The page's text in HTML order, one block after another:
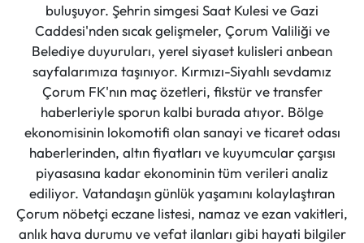
buluşuyor. Şehrin simgesi Saat Kulesi ve Gazi
Caddesi'nden sıcak gelişmeler, Çorum Valiliği ve
Belediye duyuruları, yerel siyaset kulisleri anbean
sayfalarımıza taşınıyor. Kırmızı-Siyahlı sevdamız
Çorum FK'nın maç özetleri, fikstür ve transfer
haberleriyle sporun kalbi burada atıyor. Bölge
ekonomisinin lokomotifi olan sanayi ve ticaret odası
haberlerinden, altın fiyatları ve kuyumcular çarşısı
piyasasına kadar ekonominin tüm verileri analiz
ediliyor. Vatandaşın günlük yaşamını kolaylaştıran
Çorum nöbetçi eczane listesi, namaz ve ezan vakitleri,
anlık hava durumu ve vefat ilanları gibi hayati bilgiler